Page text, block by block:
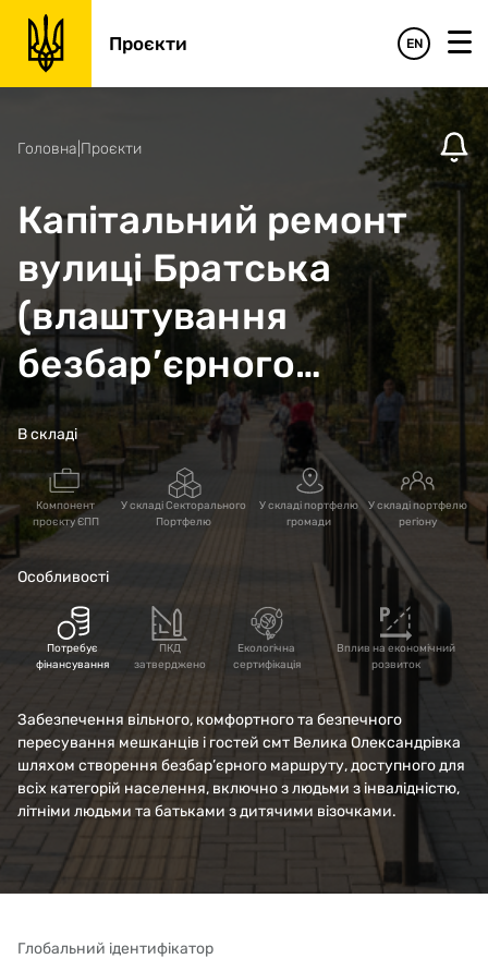
Проєкти EN
Головна Проєкти
Капітальний ремонт
вулиці Братська
(влаштування
безбар’єрного
маршруту для МГН) в
селищі Велика
Олександрівка
Бериславського
району Херсонської
області
В складі
Компонент
проєкту ЄПП
У складі Секторального
Портфелю
У складі портфелю
громади
У складі портфелю
регіону
Особливості
Потребує
фінансування
ПКД
затверджено
Екологічна
сертифікація
Вплив на економічний
розвиток
Забезпечення вільного, комфортного та безпечного
пересування мешканців і гостей смт Велика Олександрівка
шляхом створення безбар’єрного маршруту, доступного для
всіх категорій населення, включно з людьми з інвалідністю,
літніми людьми та батьками з дитячими візочками.
Глобальний ідентифікатор